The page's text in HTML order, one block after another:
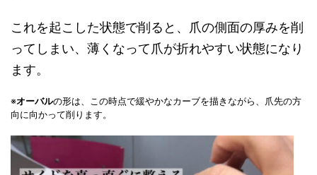
これを起こした状態で削ると、爪の側面の厚みを削
ってしまい、薄くなって爪が折れやすい状態になり
ます。
※オーバルの形は、この時点で緩やかなカーブを描きながら、爪先の方
向に向かって削ります。